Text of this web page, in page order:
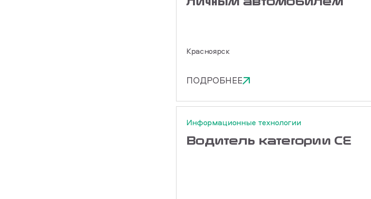
Красноярск
ПОДРОБНЕЕ
Информационные технологии
Водитель категории СЕ